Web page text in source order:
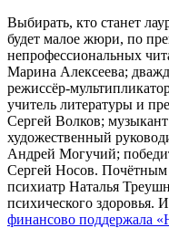
Выбирать, кто станет
будет малое жюри, по
непрофессиональных
Марина Алексеева;
режиссёр-
учитель литературы и
Сергей Волков;
художественный
Андрей Могучий;
Сергей Носов. Почётным
психиатр Наталья
психического здоровья.
финансово поддержала